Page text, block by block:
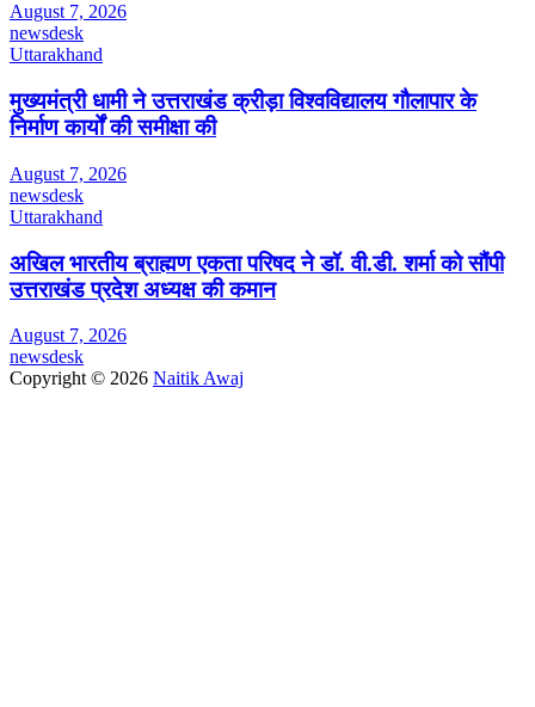
August 7, 2026
newsdesk
Uttarakhand
मुख्यमंत्री धामी ने उत्तराखंड क्रीड़ा विश्वविद्यालय गौलापार के
निर्माण कार्यों की समीक्षा की
August 7, 2026
newsdesk
Uttarakhand
अखिल भारतीय ब्राह्मण एकता परिषद ने डॉ. वी.डी. शर्मा को सौंपी
उत्तराखंड प्रदेश अध्यक्ष की कमान
August 7, 2026
newsdesk
Copyright © 2026 Naitik Awaj